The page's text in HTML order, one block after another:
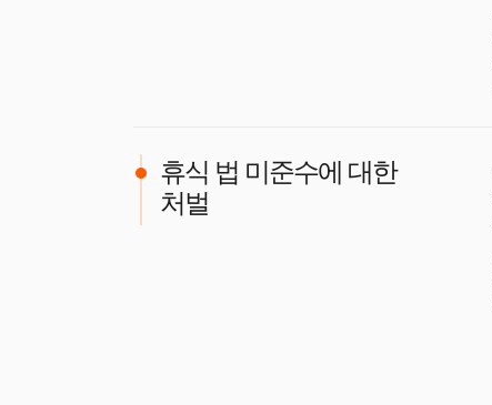
휴식 법 미준수에 대한
처벌